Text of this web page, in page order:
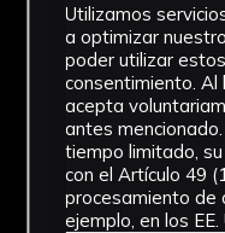
Utilizamos
a optimizar
poder utilizar
consentimiento. Al
acepta
antes
tiempo limitado,
con el Artículo 49
procesamiento de
ejemplo, en los EE.